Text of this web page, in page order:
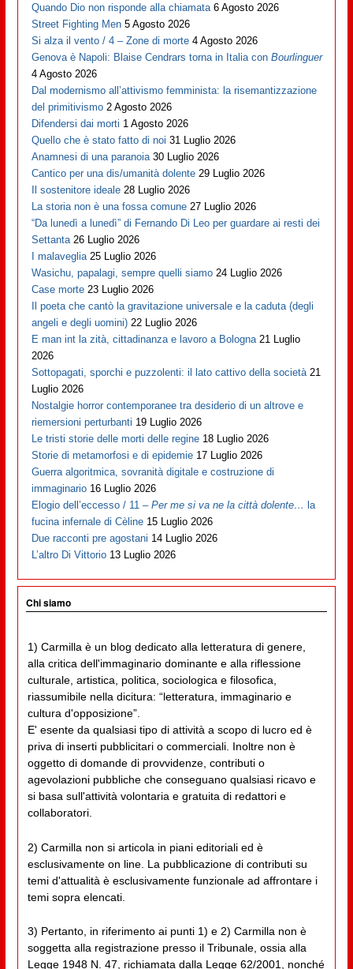
Quando Dio non risponde alla chiamata 6 Agosto 2026
Street Fighting Men 5 Agosto 2026
Si alza il vento / 4 – Zone di morte 4 Agosto 2026
Genova è Napoli: Blaise Cendrars torna in Italia conBourlinguer
4 Agosto 2026
Dal modernismo all’attivismo femminista: la risemantizzazione
del primitivismo 2 Agosto 2026
Difendersi dai morti 1 Agosto 2026
Quello che è stato fatto di noi 31 Luglio 2026
Anamnesi di una paranoia 30 Luglio 2026
Cantico per una dis/umanità dolente 29 Luglio 2026
Il sostenitore ideale 28 Luglio 2026
La storia non è una fossa comune 27 Luglio 2026
“Da lunedì a lunedì” di Fernando Di Leo per guardare ai resti dei
Settanta 26 Luglio 2026
I malaveglia 25 Luglio 2026
Wasichu, papalagi, sempre quelli siamo 24 Luglio 2026
Case morte 23 Luglio 2026
Il poeta che cantò la gravitazione universale e la caduta (degli
angeli e degli uomini) 22 Luglio 2026
E man int la zità, cittadinanza e lavoro a Bologna 21 Luglio
2026
Sottopagati, sporchi e puzzolenti: il lato cattivo della società 21
Luglio 2026
Nostalgie horror contemporanee tra desiderio di un altrove e
riemersioni perturbanti 19 Luglio 2026
Le tristi storie delle morti delle regine 18 Luglio 2026
Storie di metamorfosi e di epidemie 17 Luglio 2026
Guerra algoritmica, sovranità digitale e costruzione di
immaginario 16 Luglio 2026
Elogio dell’eccesso / 11 –Per me si va ne la città dolente… la
fucina infernale di Cèline 15 Luglio 2026
Due racconti pre agostani 14 Luglio 2026
L’altro Di Vittorio 13 Luglio 2026
Chi siamo
1) Carmilla è un blog dedicato alla letteratura di genere,
alla critica dell'immaginario dominante e alla riflessione
culturale, artistica, politica, sociologica e filosofica,
riassumibile nella dicitura: “letteratura, immaginario e
cultura d'opposizione”.
E' esente da qualsiasi tipo di attività a scopo di lucro ed è
priva di inserti pubblicitari o commerciali. Inoltre non è
oggetto di domande di provvidenze, contributi o
agevolazioni pubbliche che conseguano qualsiasi ricavo e
si basa sull'attività volontaria e gratuita di redattori e
collaboratori.
2) Carmilla non si articola in piani editoriali ed è
esclusivamente on line. La pubblicazione di contributi su
temi d'attualità è esclusivamente funzionale ad affrontare i
temi sopra elencati.
3) Pertanto, in riferimento ai punti 1) e 2) Carmilla non è
soggetta alla registrazione presso il Tribunale, ossia alla
Legge 1948 N. 47, richiamata dalla Legge 62/2001, nonché